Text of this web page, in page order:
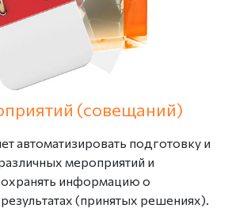
(совещаний)
автоматизировать подготовку и
мероприятий и
информацию о
(принятых решениях).